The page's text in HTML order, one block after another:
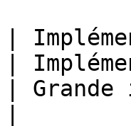
|
|
| Grande